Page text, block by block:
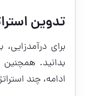
تدوین
برای
بدانید. همچنین
ادامه، چند